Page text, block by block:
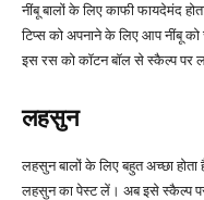
नींबू बालों के लिए काफी फायदेमंद
टिप्स को अपनाने के लिए आप नींबू
इस रस को कॉटन बॉल से स्कैल्प पर
लहसुन
लहसुन बालों के लिए बहुत अच्छा
लहसुन का पेस्ट लें। अब इसे स्कैल्प